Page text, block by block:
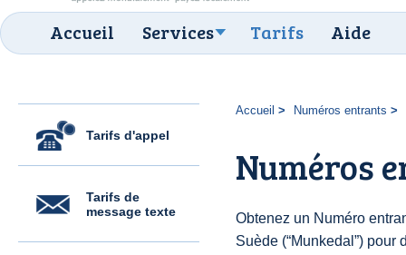
Accueil Services Tarifs Aide
Tarifs d'appel
Tarifs de
message texte
Accueil Numéros entrants
Numéros
Obtenez un Numéro
Suède (“Munkedal”) pour